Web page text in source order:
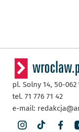
pl. Solny 14, 50-062
tel. 71 776 71 42
e-mail: